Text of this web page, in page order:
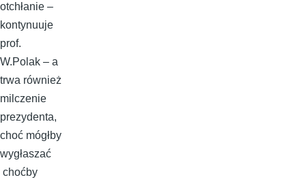
otchłanie –
kontynuuje
prof.
W.Polak – a
trwa również
milczenie
prezydenta,
choć mógłby
wygłaszać
choćby